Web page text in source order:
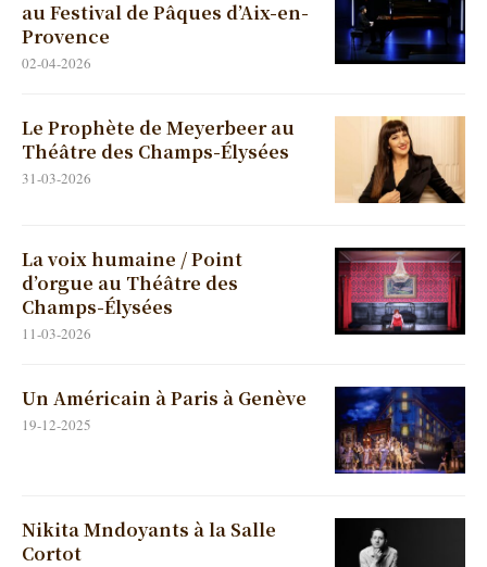
au Festival de Pâques d’Aix-en-
Provence
02-04-2026
Le Prophète de Meyerbeer au
Théâtre des Champs-Élysées
31-03-2026
La voix humaine / Point
d’orgue au Théâtre des
Champs-Élysées
11-03-2026
Un Américain à Paris à Genève
19-12-2025
Nikita Mndoyants à la Salle
Cortot